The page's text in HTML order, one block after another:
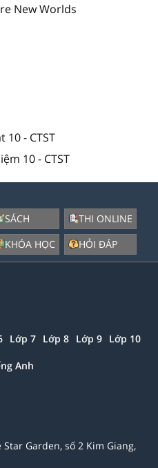
New Worlds
10 - CTST
10 - CTST
SÁCH
KHÓA HỌC
THI ONLINE
HỎI ĐÁP
Lớp 7 Lớp 8 Lớp 9 Lớp 10
Anh
Star Garden, số 2 Kim Giang,